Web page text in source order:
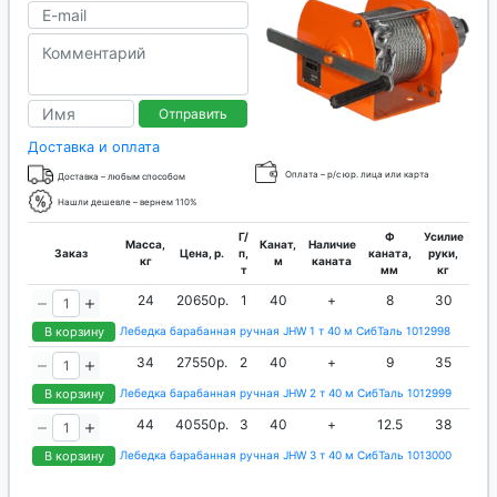
Отправить
Доставка и оплата
Доставка – любым способом Оплата – р/с юр. лица или карта
Нашли дешевле – вернем 110%
Заказ
Масса,
кг
Цена, р.
Г/
п,
т
Канат,
м
Наличие
каната
Ф
каната,
мм
Усилие
руки,
кг
В корзину
24 20650р. 1 40 + 8 30
Лебедка барабанная ручная JHW 1 т 40 м СибТаль 1012998
В корзину
34 27550р. 2 40 + 9 35
Лебедка барабанная ручная JHW 2 т 40 м СибТаль 1012999
В корзину
44 40550р. 3 40 + 12.5 38
Лебедка барабанная ручная JHW 3 т 40 м СибТаль 1013000